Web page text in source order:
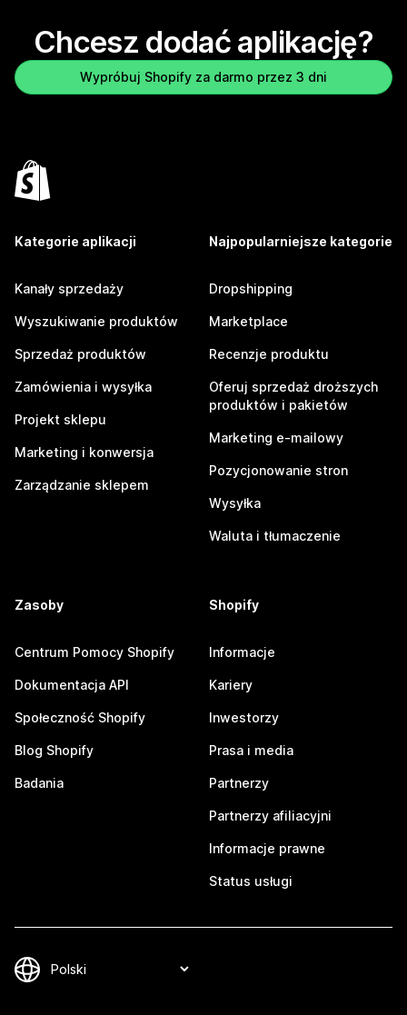
Chcesz dodać aplikację?
Wypróbuj Shopify za darmo przez 3 dni
Kategorie aplikacji
Kanały sprzedaży
Wyszukiwanie produktów
Sprzedaż produktów
Zamówienia i wysyłka
Projekt sklepu
Marketing i konwersja
Zarządzanie sklepem
Najpopularniejsze kategorie
Dropshipping
Marketplace
Recenzje produktu
Oferuj sprzedaż droższych
produktów i pakietów
Marketing e-mailowy
Pozycjonowanie stron
Wysyłka
Waluta i tłumaczenie
Zasoby
Centrum Pomocy Shopify
Dokumentacja API
Społeczność Shopify
Blog Shopify
Badania
Shopify
Informacje
Kariery
Inwestorzy
Prasa i media
Partnerzy
Partnerzy afiliacyjni
Informacje prawne
Status usługi